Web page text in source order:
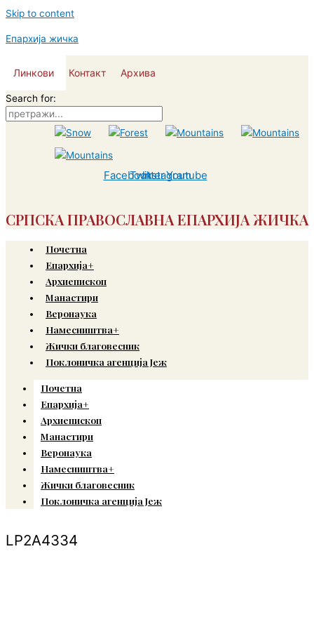
Skip to content
Епархија жичка
Линкови Контакт Архива
Search for:
Facebook
Twitter
Instagram
Youtube
СРПСКА ПРАВОСЛАВНА ЕПАРХИЈА ЖИЧКА
Почетна
Епархија+
Архиепископ
Манастири
Веронаука
Намесништва+
Жички благовесник
Поклоничка агенција Јеж
Почетна
Епархија+
Архиепископ
Манастири
Веронаука
Намесништва+
Жички благовесник
Поклоничка агенција Јеж
LP2A4334